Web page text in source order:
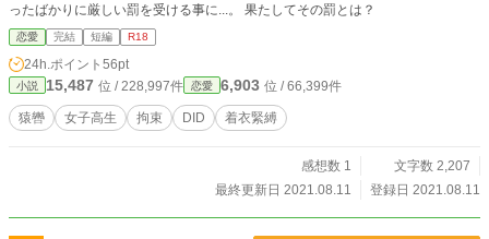
ったばかりに厳しい罰を受ける事に...。 果たしてその罰とは？
恋愛 完結 短編 R18
24h.ポイント 56pt
小説 15,487 位 / 228,997件 恋愛 6,903 位 / 66,399件
猿轡 女子高生 拘束 DID 着衣緊縛
感想数 1
文字数 2,207
最終更新日 2021.08.11
登録日 2021.08.11